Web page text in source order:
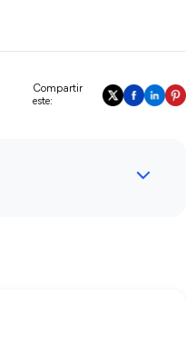
Compartir
este: